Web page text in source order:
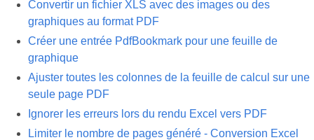
Convertir un fichier XLS avec des images ou des
graphiques au format PDF
Créer une entrée PdfBookmark pour une feuille de
graphique
Ajuster toutes les colonnes de la feuille de calcul sur une
seule page PDF
Ignorer les erreurs lors du rendu Excel vers PDF
Limiter le nombre de pages généré - Conversion Excel